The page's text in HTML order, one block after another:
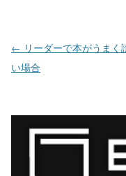
投稿ナビゲーション
← リーダーで本がうまく
い場合